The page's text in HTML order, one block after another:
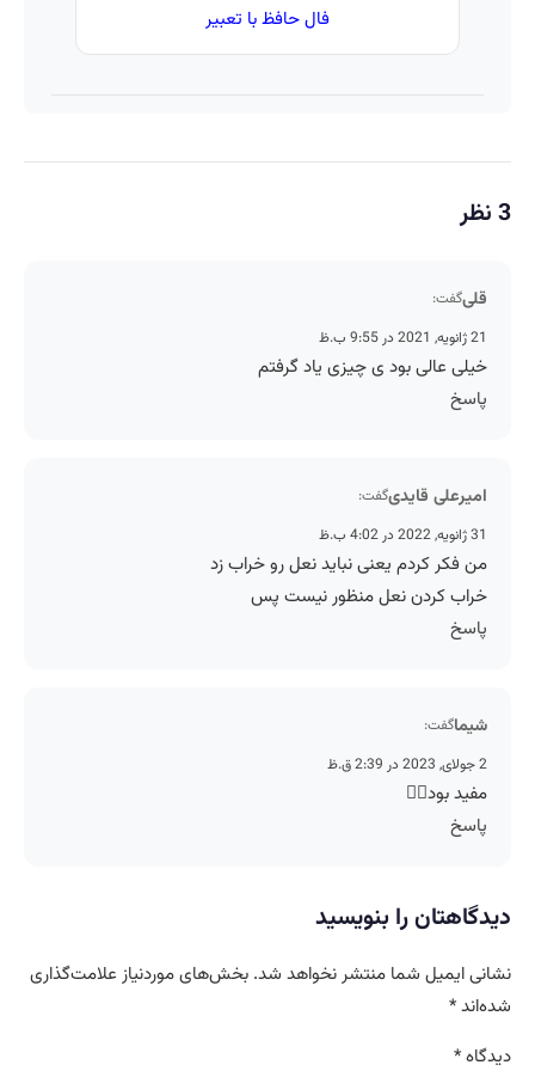
فال حافظ با تعبیر
3 نظر
قلیگفت:
21 ژانویه, 2021 در 9:55 ب.ظ
خیلی عالی بود ی چیزی یاد گرفتم
پاسخ
امیرعلی قایدیگفت:
31 ژانویه, 2022 در 4:02 ب.ظ
من فکر کردم یعنی نباید نعل رو خراب زد
خراب کردن نعل منظور نیست پس
پاسخ
شیماگفت:
2 جولای, 2023 در 2:39 ق.ظ
مفید بود👍🏻
پاسخ
دیدگاهتان را بنویسید
نشانی ایمیل شما منتشر نخواهد شد. بخش‌های موردنیاز علامت‌گذاری
شده‌اند*
دیدگاه*